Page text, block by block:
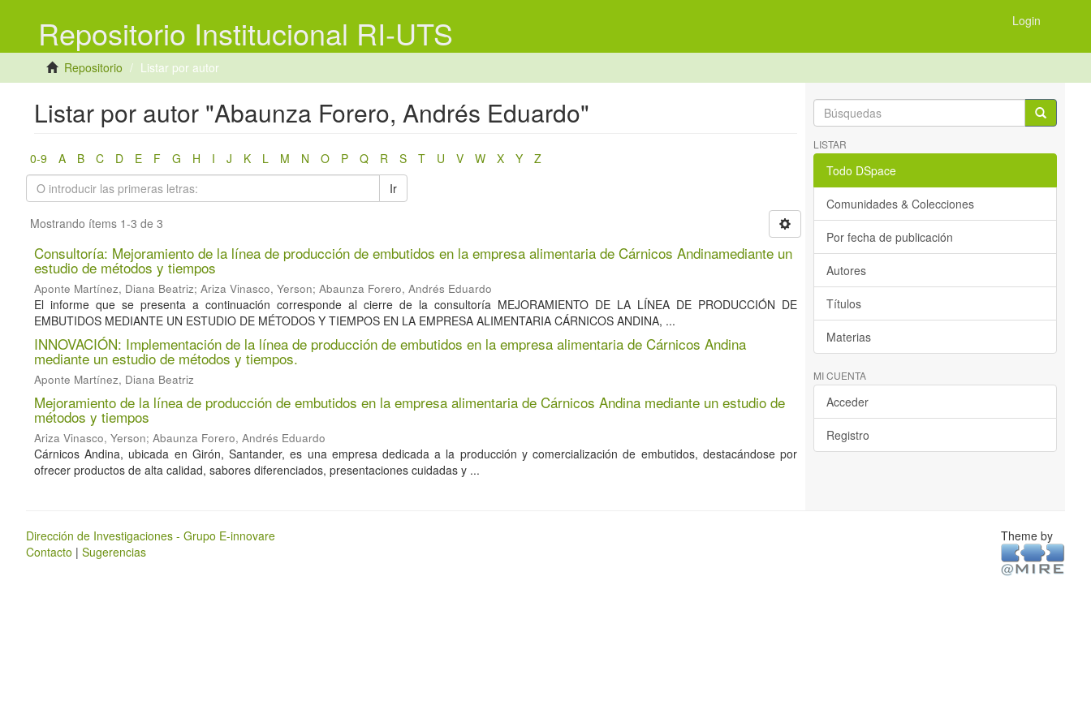
Repositorio Institucional RI-UTS Login
Repositorio Listar por autor
Listar por autor "Abaunza Forero, Andrés Eduardo"
0-9 A B C D E F G H I J K L M N O P Q R S T U V W X Y
Z
Ir
Mostrando ítems 1-3 de 3
Consultoría: Mejoramiento de la línea de producción de embutidos en la empresa alimentaria de Cárnicos Andinamediante un
estudio de métodos y tiempos
Aponte Martínez, Diana Beatriz; Ariza Vinasco, Yerson; Abaunza Forero, Andrés Eduardo
El informe que se presenta a continuación corresponde al cierre de la consultoría MEJORAMIENTO DE LA LÍNEA DE PRODUCCIÓN DE
EMBUTIDOS MEDIANTE UN ESTUDIO DE MÉTODOS Y TIEMPOS EN LA EMPRESA ALIMENTARIA CÁRNICOS ANDINA, ...
INNOVACIÓN: Implementación de la línea de producción de embutidos en la empresa alimentaria de Cárnicos Andina
mediante un estudio de métodos y tiempos.
Aponte Martínez, Diana Beatriz
Mejoramiento de la línea de producción de embutidos en la empresa alimentaria de Cárnicos Andina mediante un estudio de
métodos y tiempos
Ariza Vinasco, Yerson; Abaunza Forero, Andrés Eduardo
Cárnicos Andina, ubicada en Girón, Santander, es una empresa dedicada a la producción y comercialización de embutidos, destacándose por
ofrecer productos de alta calidad, sabores diferenciados, presentaciones cuidadas y ...
LISTAR
Todo DSpace
Comunidades & Colecciones
Por fecha de publicación
Autores
Títulos
Materias
MI CUENTA
Acceder
Registro
Dirección de Investigaciones - Grupo E-innovare
Contacto | Sugerencias
Theme by